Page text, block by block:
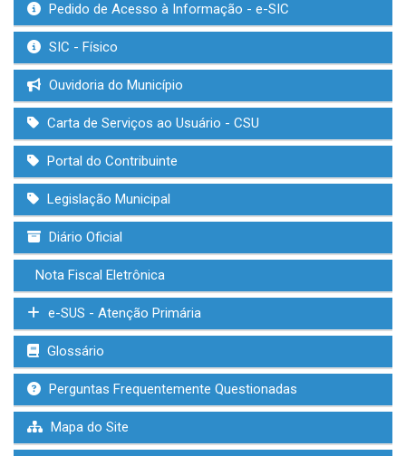
Pedido de Acesso à Informação - e-SIC
SIC - Físico
Ouvidoria do Município
Carta de Serviços ao Usuário - CSU
Portal do Contribuinte
Legislação Municipal
Diário Oficial
Nota Fiscal Eletrônica
e-SUS - Atenção Primária
Glossário
Perguntas Frequentemente Questionadas
Mapa do Site